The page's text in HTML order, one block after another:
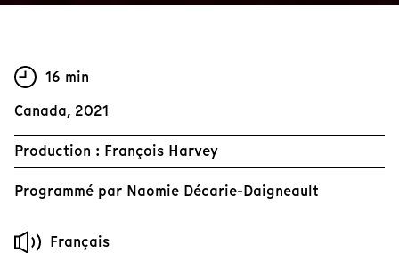
16 min
Canada, 2021
Production : François Harvey
Programmé par Naomie Décarie-Daigneault
Français